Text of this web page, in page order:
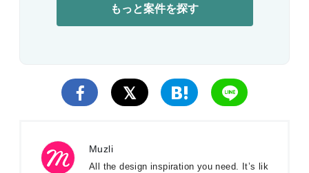
もっと案件を探す
Muzli
All the design inspiration you need. It’s lik